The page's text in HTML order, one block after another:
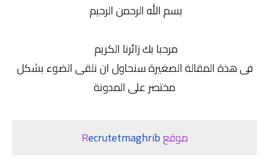
بسم الله الرحمن الرحيم
مرحبا بك زائرنا الكريم
فى هذة المقالة الصغيرة سنحاول ان نلقى الضوء بشكل
مختصر على المدونة
موقع Recrutetmaghrib